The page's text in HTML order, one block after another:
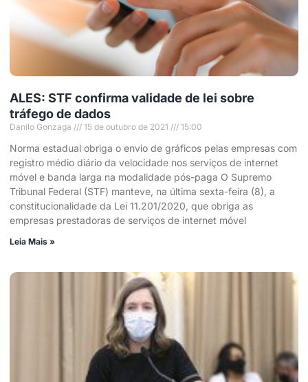
ALES: STF confirma validade de lei sobre
tráfego de dados
Danilo Gonzaga 15 de outubro de 2021 15:00
Norma estadual obriga o envio de gráficos pelas empresas com
registro médio diário da velocidade nos serviços de internet
móvel e banda larga na modalidade pós-paga O Supremo
Tribunal Federal (STF) manteve, na última sexta-feira (8), a
constitucionalidade da Lei 11.201/2020, que obriga as
empresas prestadoras de serviços de internet móvel
Leia Mais »